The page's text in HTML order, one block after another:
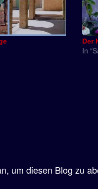
Der
In
um diesen Blog zu